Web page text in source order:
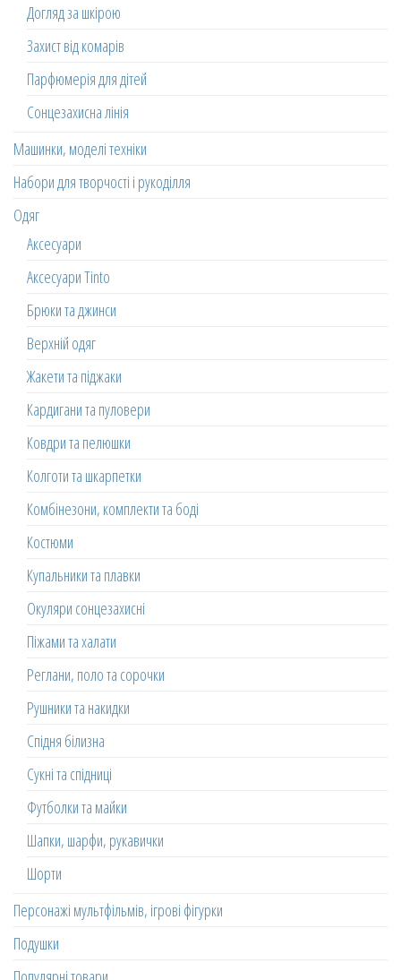
Догляд за шкірою
Захист від комарів
Парфюмерія для дітей
Сонцезахисна лінія
Машинки, моделі техніки
Набори для творчості і рукоділля
Одяг
Аксесуари
Аксесуари Tinto
Брюки та джинси
Верхній одяг
Жакети та піджаки
Кардигани та пуловери
Ковдри та пелюшки
Колготи та шкарпетки
Комбінезони, комплекти та боді
Костюми
Купальники та плавки
Окуляри сонцезахисні
Піжами та халати
Реглани, поло та сорочки
Рушники та накидки
Спідня білизна
Сукні та спідниці
Футболки та майки
Шапки, шарфи, рукавички
Шорти
Персонажі мультфільмів, ігрові фігурки
Подушки